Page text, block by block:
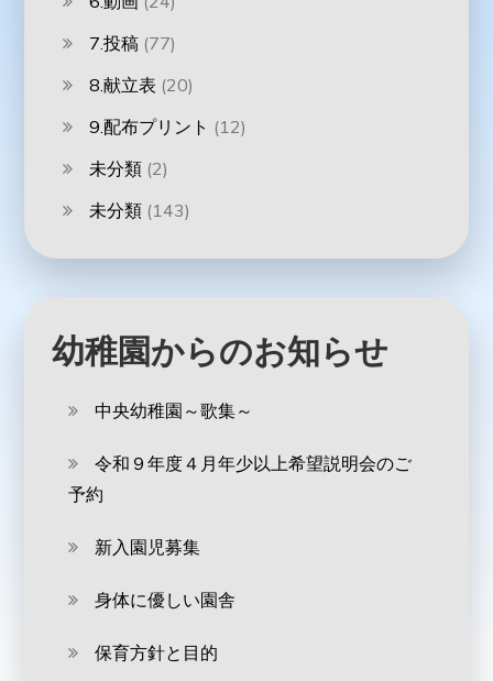
7.投稿 (77)
8.献立表 (20)
9.配布プリント (12)
未分類 (2)
未分類 (143)
幼稚園からのお知らせ
中央幼稚園～歌集～
令和９年度４月年少以上希望説明会のご
予約
新入園児募集
身体に優しい園舎
保育方針と目的